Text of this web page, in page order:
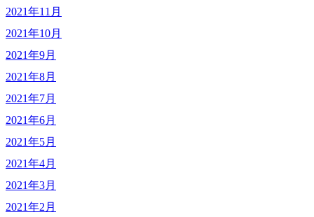
2021年11月
2021年10月
2021年9月
2021年8月
2021年7月
2021年6月
2021年5月
2021年4月
2021年3月
2021年2月